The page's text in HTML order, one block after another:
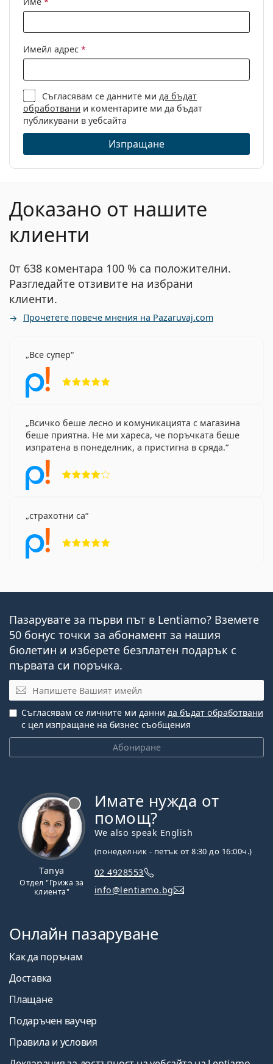
Пол:
Мъжки
Категория:
Диоптрични очила
Марка:
Prada Linea Rossa
Код:
0PS 50OV DG01O1 57
Имейл адрес *
Съгласявам се данните ми да бъдат
обработвани и коментарите ми да бъдат
публикувани в уебсайта
Изпращане
Доказано от нашите
клиенти
0т 638 коментара 100 % са положителни.
Разгледайте отзивите на избрани
клиенти.
Прочетете повече мнения на Pazaruvaj.com
Все супер
Всичко беше лесно и комуникацията с магазина
беше приятна. Не ми хареса, че поръчката беше
изпратена в понеделник, а пристигна в сряда.
страхотни са
Пазарувате за първи път в Lentiamo? Вземете
50 бонус точки за абонамент за нашия
бюлетин и изберете безплатен подарък с
първата си поръчка.
Имейл
Абониране
Съгласявам се личните ми данни да бъдат обработвани
с цел изпращане на бизнес съобщения
Tanya
Отдел "Грижа за
клиента"
Имате нужда от
помощ?
We also speak English
(понеделник - петък от 8:30 до 16:00ч.)
02 4928553
info@lentiamo.bg
Онлайн пазаруване
Как да поръчам
Доставка
Плащане
Подаръчен ваучер
Правила и условия